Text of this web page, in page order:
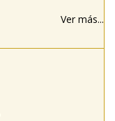
Ver más...